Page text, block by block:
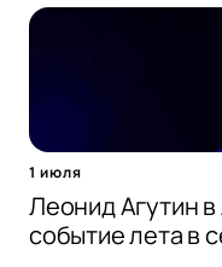
1 июля
Леонид Агутин
событие лета в